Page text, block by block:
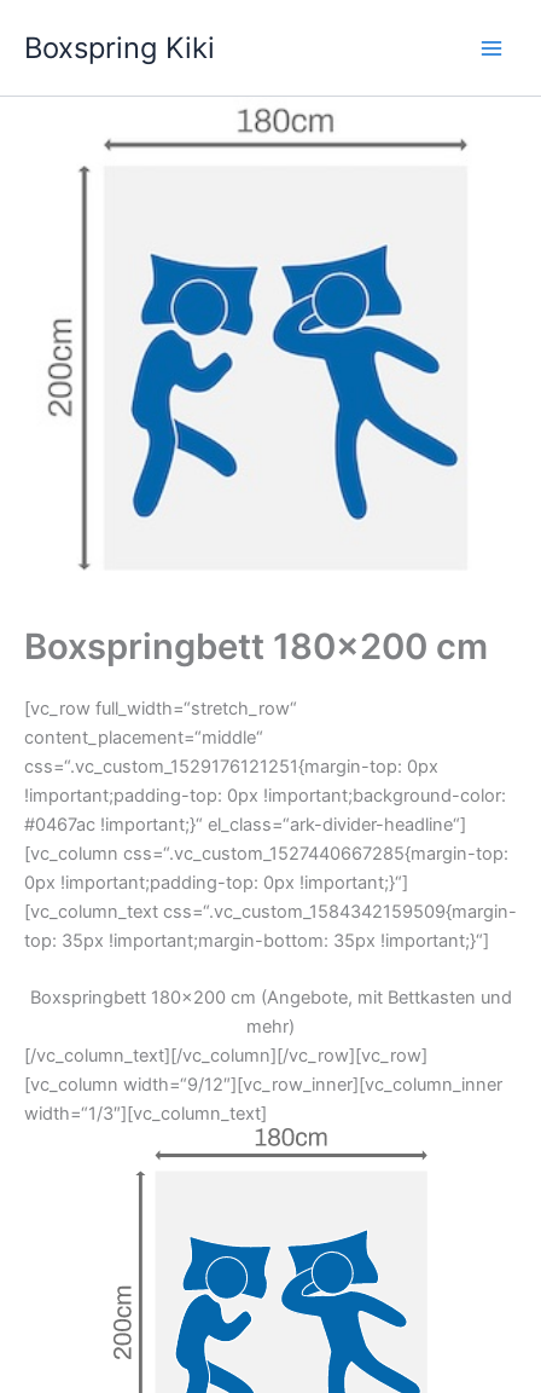
InhaltBoxspring Kiki
Boxspringbett 180×200 cm
[vc_row full_width=“stretch_row“
content_placement=“middle“
css=“.vc_custom_1529176121251{margin-top: 0px
!important;padding-top: 0px !important;background-color:
#0467ac !important;}“ el_class=“ark-divider-headline“]
[vc_column css=“.vc_custom_1527440667285{margin-top:
0px !important;padding-top: 0px !important;}“]
[vc_column_text css=“.vc_custom_1584342159509{margin-
top: 35px !important;margin-bottom: 35px !important;}“]
Boxspringbett 180×200 cm (Angebote, mit Bettkasten und
mehr)
[/vc_column_text][/vc_column][/vc_row][vc_row]
[vc_column width=“9/12″][vc_row_inner][vc_column_inner
width=“1/3″][vc_column_text]